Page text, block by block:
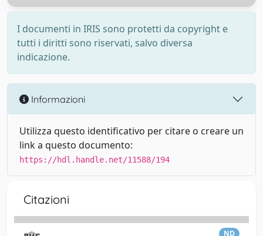
I documenti in IRIS sono protetti da copyright e
tutti i diritti sono riservati, salvo diversa
indicazione.
Informazioni
Utilizza questo identificativo per citare o creare un
link a questo documento:
https://hdl.handle.net/11588/194
Citazioni
ND